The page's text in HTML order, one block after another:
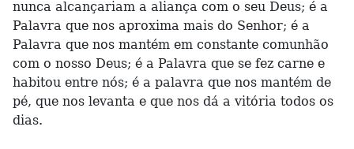
nunca alcançariam a aliança com o seu Deus; é a
Palavra que nos aproxima mais do Senhor; é a
Palavra que nos mantém em constante comunhão
com o nosso Deus; é a Palavra que se fez carne e
habitou entre nós; é a palavra que nos mantém de
pé, que nos levanta e que nos dá a vitória todos os
dias.